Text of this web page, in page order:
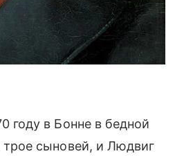
году в Бонне в бедной
сыновей, и Людвиг